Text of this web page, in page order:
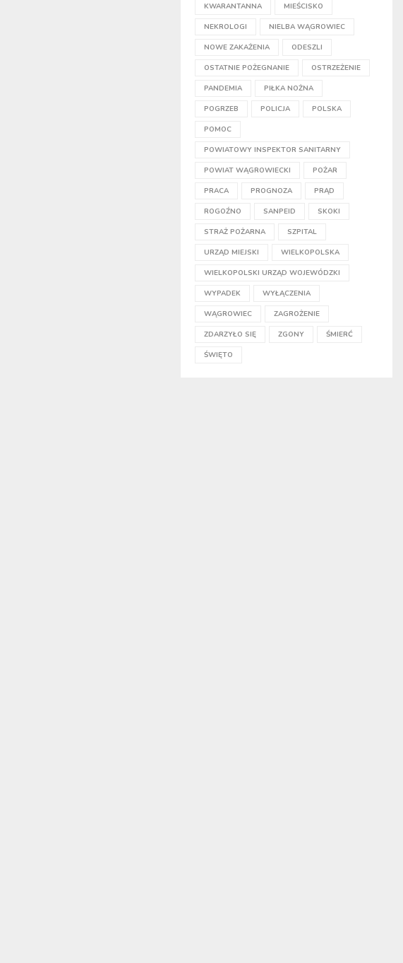
KWARANTANNA MIEŚCISKO
NEKROLOGI NIELBA WĄGROWIEC
NOWE ZAKAŻENIA ODESZLI
OSTATNIE POŻEGNANIE OSTRZEŻENIE
PANDEMIA PIŁKA NOŻNA
POGRZEB POLICJA POLSKA
POMOC
POWIATOWY INSPEKTOR SANITARNY
POWIAT WĄGROWIECKI POŻAR
PRACA PROGNOZA PRĄD
ROGOŹNO SANPEID SKOKI
STRAŻ POŻARNA SZPITAL
URZĄD MIEJSKI WIELKOPOLSKA
WIELKOPOLSKI URZĄD WOJEWÓDZKI
WYPADEK WYŁĄCZENIA
WĄGROWIEC ZAGROŻENIE
ZDARZYŁO SIĘ ZGONY ŚMIERĆ
ŚWIĘTO